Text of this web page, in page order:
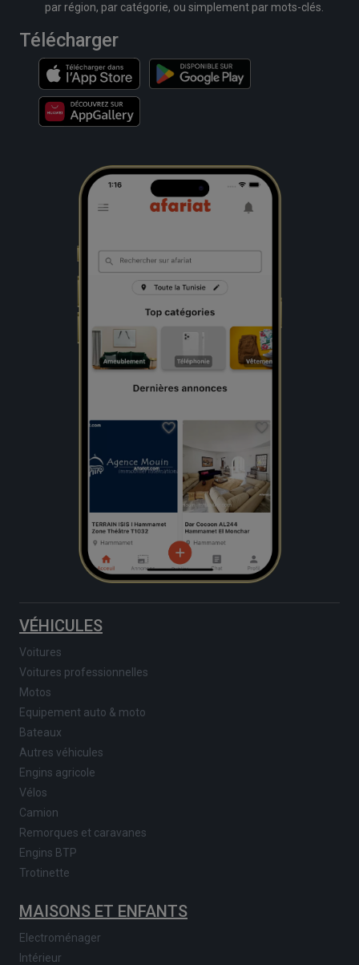
par région, par catégorie, ou simplement par mots-clés.
Télécharger
VÉHICULES
Voitures
Voitures professionnelles
Motos
Equipement auto & moto
Bateaux
Autres véhicules
Engins agricole
Vélos
Camion
Remorques et caravanes
Engins BTP
Trotinette
MAISONS ET ENFANTS
Electroménager
Intérieur